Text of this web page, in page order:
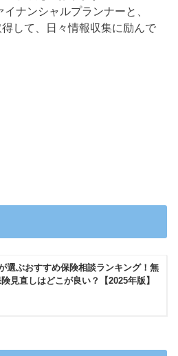
ナンシャルプランナーと、
して、日々情報収集に励んで
選ぶおすすめ保険相談ランキング！無
見直しはどこが良い？【2025年版】